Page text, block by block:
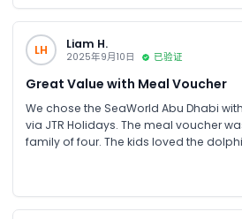
LH Liam H.
2025年9月10日 已验证
Great Value with Meal Voucher
We chose the SeaWorld Abu Dhabi
via JTR Holidays. The meal voucher
family of four. The kids loved the